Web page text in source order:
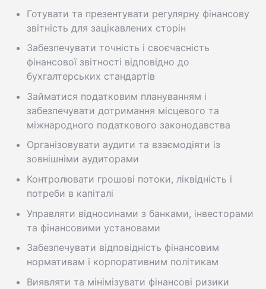
Готувати та презентувати регулярну фінансову
звітність для зацікавлених сторін
Забезпечувати точність і своєчасність
фінансової звітності відповідно до
бухгалтерських стандартів
Займатися податковим плануванням і
забезпечувати дотримання місцевого та
міжнародного податкового законодавства
Організовувати аудити та взаємодіяти із
зовнішніми аудиторами
Контролювати грошові потоки, ліквідність і
потреби в капіталі
Управляти відносинами з банками, інвесторами
та фінансовими установами
Забезпечувати відповідність фінансовим
нормативам і корпоративним політикам
Виявляти та мінімізувати фінансові ризики